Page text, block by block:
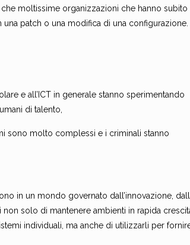
moltissime organizzazioni che hanno subito
patch o una modifica di una configurazione.
e all’ICT in generale stanno sperimentando
di talento,
sono molto complessi e i criminali stanno
in un mondo governato dall’innovazione,
solo di mantenere ambienti in rapida
individuali, ma anche di utilizzarli per